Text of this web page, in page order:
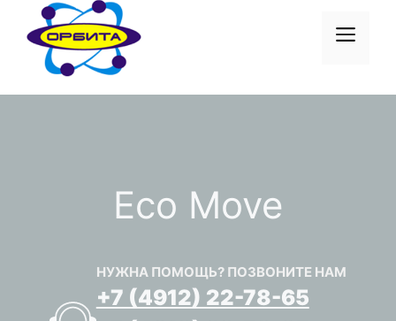
Перейти
содержимому
Меню
Eco Move
НУЖНА ПОМОЩЬ? ПОЗВОНИТЕ НАМ
+7 (4912) 22-78-65